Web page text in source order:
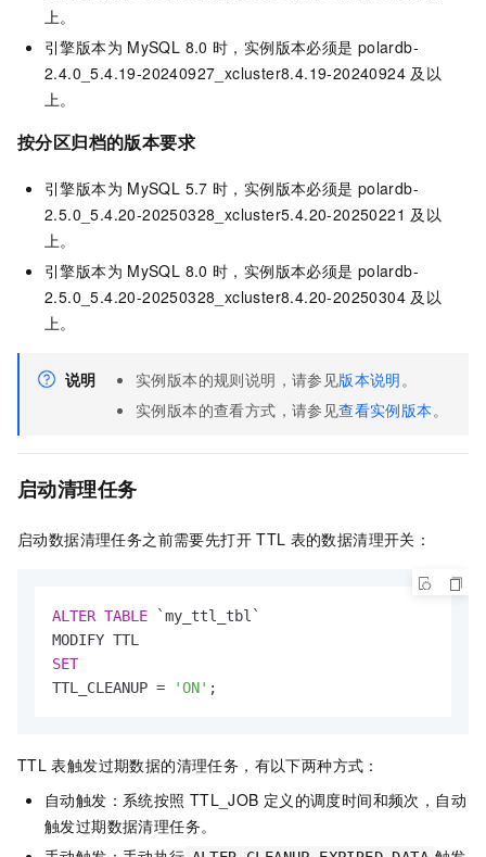
上。
引擎版本为 MySQL 8.0 时，实例版本必须是 polardb-
2.4.0_5.4.19-20240927_xcluster8.4.19-20240924 及以
上。
按分区归档的版本要求
引擎版本为 MySQL 5.7 时，实例版本必须是 polardb-
2.5.0_5.4.20-20250328_xcluster5.4.20-20250221 及以
上。
引擎版本为 MySQL 8.0 时，实例版本必须是 polardb-
2.5.0_5.4.20-20250328_xcluster8.4.20-20250304 及以
上。
说明 实例版本的规则说明，请参见版本说明 。
实例版本的查看方式，请参见查看实例版本 。
启动清理任务
启动数据清理任务之前需要先打开 TTL 表的数据清理开关：
ALTER TABLE `my_ttl_tbl`
SET
TTL_CLEANUP = 'ON' ;
TTL 表触发过期数据的清理任务，有以下两种方式：
自动触发：系统按照 TTL_JOB 定义的调度时间和频次，自动
触发过期数据清理任务。